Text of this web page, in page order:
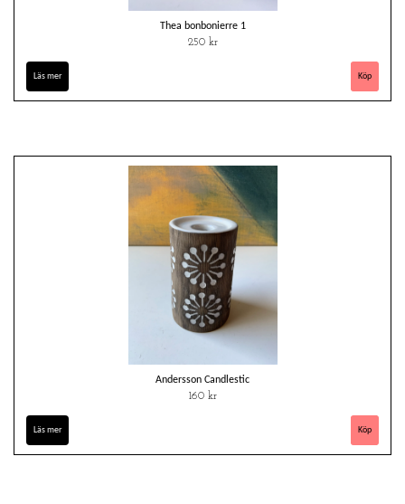
Thea bonbonierre 1
250 kr
Läs mer
Andersson Candlestic
160 kr
Läs mer